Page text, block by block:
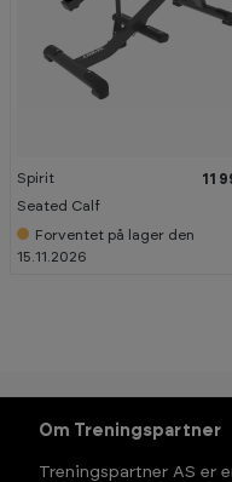
Spirit
Seated Calf
11
Forventet på lager den
15.11.2026
Om Treningspartner
Treningspartner AS er